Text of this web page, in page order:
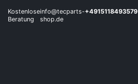
Kostenlose
Beratung
info@tecparts-
shop.de
+4915118493579